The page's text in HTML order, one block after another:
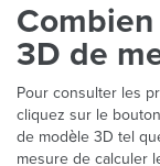
3D de
Pour consulter les
cliquez sur le
de modèle 3D tel
mesure de calculer